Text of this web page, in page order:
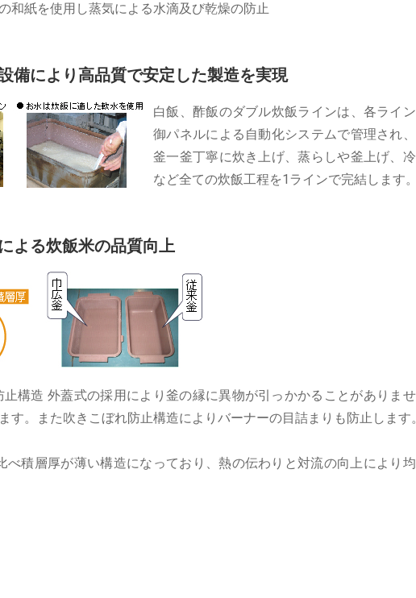
和紙を使用し蒸気による水滴及び乾燥の防止
備により高品質で安定した製造を実現
白飯、酢飯のダブル炊飯ラインは、各ライ
御パネルによる自動化システムで管理され
釜一釜丁寧に炊き上げ、蒸らしや釜上げ、
など全ての炊飯工程を1ラインで完結します。
よる炊飯米の品質向上
構造 外蓋式の採用により釜の縁に異物が引っかかることがありま
す。また吹きこぼれ防止構造によりバーナーの目詰まりも防止します。
積層厚が薄い構造になっており、熱の伝わりと対流の向上により